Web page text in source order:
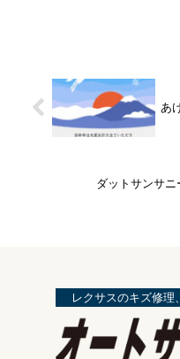
あ
ダットサンサ
レクサスのキズ修